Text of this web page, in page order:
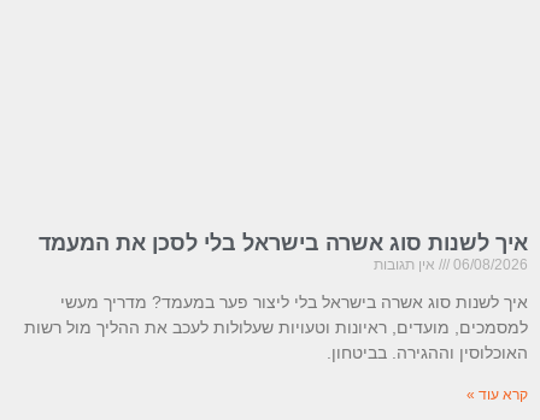
איך לשנות סוג אשרה בישראל בלי לסכן את המעמד
06/08/2026 אין תגובות
איך לשנות סוג אשרה בישראל בלי ליצור פער במעמד? מדריך מעשי
למסמכים, מועדים, ראיונות וטעויות שעלולות לעכב את ההליך מול רשות
האוכלוסין וההגירה. בביטחון.
קרא עוד »